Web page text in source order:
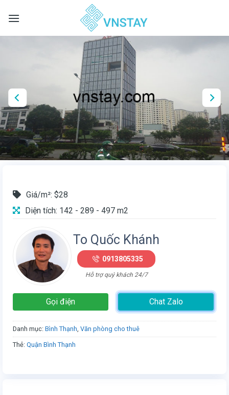
Giá/m²: $28
Diện tích: 142 - 289 - 497 m2
To Quốc Khánh
0913805335
Hỗ trợ quý khách 24/7
Gọi điện Chat Zalo
Danh mục: Bình Thạnh Văn phòng cho thuê
Thẻ: Quận Bình Thạnh